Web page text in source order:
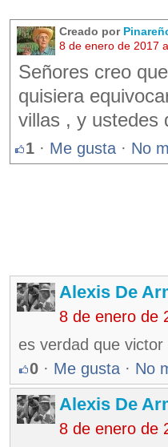
Creado por
8 de enero de 2017
Señores creo
quisiera
villas , y ustedes
1 · Me gusta · No
Alexis De
8 de enero de
es verdad que
0 · Me gusta · No
Alexis De
8 de enero de